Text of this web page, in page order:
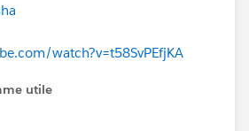
watch?v=t58SvPEfjKA
utile